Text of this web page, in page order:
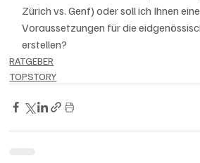
Zürich vs. Genf) oder soll ich Ihnen
Voraussetzungen für die
erstellen?
RATGEBER
TOPSTORY